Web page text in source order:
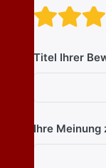
Titel Ihrer
Ihre Meinung